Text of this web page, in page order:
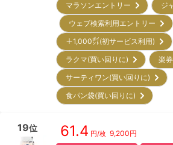
マラソンエントリー
ジ
ウェブ検索利用エントリー
＋1,000㌽(初サービス利用)
ラクマ(買い回りに)
楽
サーティワン(買い回りに)
食パン袋(買い回りに)
19位 61.4 円/枚 9,200円